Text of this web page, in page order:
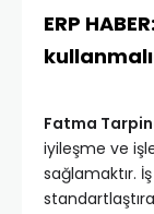
ERP
Fatma
iyileşme ve
sağlamaktır.